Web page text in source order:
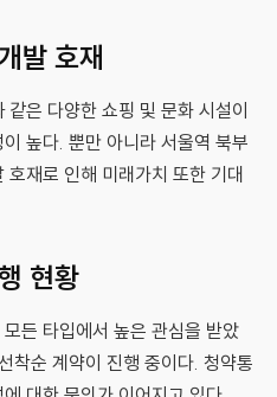
발 호재
은 다양한 쇼핑 및 문화 시설이
높다. 뿐만 아니라 서울역 북부
재로 인해 미래가치 또한 기대
현황
든 타입에서 높은 관심을 받았
착순 계약이 진행 중이다. 청약통